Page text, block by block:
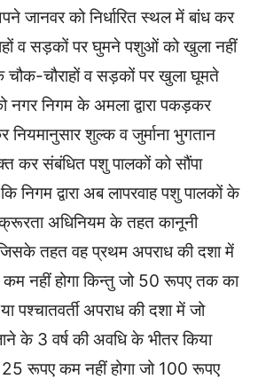
जानवर को निर्धारित स्थल में बांध कर
व सड़कों पर घुमने पशुओं को खुला नहीं
चौक-चौराहों व सड़कों पर खुला घूमते
नगर निगम के अमला द्वारा पकड़कर
शुल्क व जुर्माना भुगतान
कर संबंधित पशु पालकों को सौंपा
निगम द्वारा अब लापरवाह पशु पालकों के
अधिनियम के तहत कानूनी
जिसके तहत वह प्रथम अपराध की दशा में
नहीं होगा किन्तु जो 50 रूपए तक का
पश्चातवर्ती अपराध की दशा में जो
के 3 वर्ष की अवधि के भीतर किया
25 रूपए कम नहीं होगा जो 100 रूपए